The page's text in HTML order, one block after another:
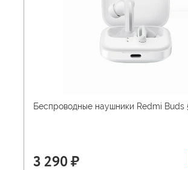
Беспроводные наушники Redmi Buds
3 290 ₽